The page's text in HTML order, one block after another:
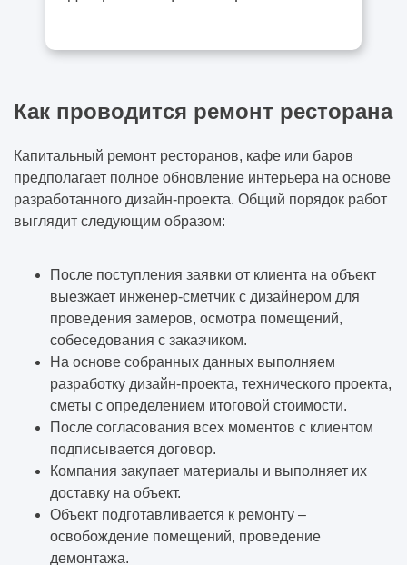
Как проводится ремонт ресторана
Капитальный ремонт ресторанов, кафе или баров
предполагает полное обновление интерьера на основе
разработанного дизайн-проекта. Общий порядок работ
выглядит следующим образом:
После поступления заявки от клиента на объект
выезжает инженер-сметчик с дизайнером для
проведения замеров, осмотра помещений,
собеседования с заказчиком.
На основе собранных данных выполняем
разработку дизайн-проекта, технического проекта,
сметы с определением итоговой стоимости.
После согласования всех моментов с клиентом
подписывается договор.
Компания закупает материалы и выполняет их
доставку на объект.
Объект подготавливается к ремонту –
освобождение помещений, проведение
демонтажа.